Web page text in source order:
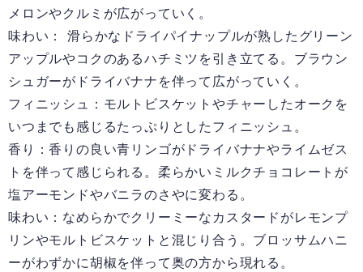
メロンやクルミが広がっていく。
味わい： 滑らかなドライパイナップルが熟したグリーン
アップルやコクのあるハチミツを引き立てる。ブラウン
シュガーがドライバナナを伴って広がっていく。
フィニッシュ：モルトビスケットやチャーしたオークを
いつまでも感じるたっぷりとしたフィニッシュ。
香り：香りの良い青リンゴがドライバナナやライムゼス
トを伴って感じられる。柔らかいミルクチョコレートが
塩アーモンドやバニラのさやに変わる。
味わい：なめらかでクリーミーなカスタードがレモンプ
リンやモルトビスケットと混じり合う。ブロッサムハニ
ーがわずかに胡椒を伴って奥の方から現れる。